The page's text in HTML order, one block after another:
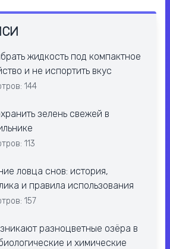
жидкость под компактное
и не испортить вкус
144
зелень свежей в
113
ловца снов: история,
и правила использования
157
разноцветные озёра в
и химические